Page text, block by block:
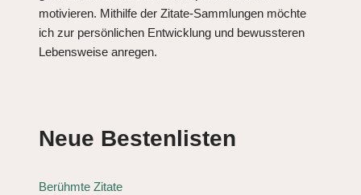
motivieren. Mithilfe der Zitate-Sammlungen möchte
ich zur persönlichen Entwicklung und bewussteren
Lebensweise anregen.
Neue Bestenlisten
Berühmte Zitate